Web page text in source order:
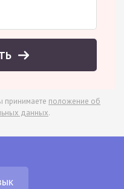
принимаете положение об
данных.